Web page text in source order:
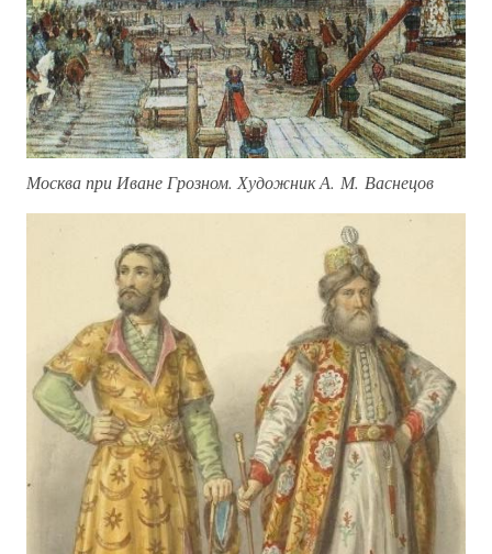
Москва при Иване Грозном. Художник А. М. Васнецов